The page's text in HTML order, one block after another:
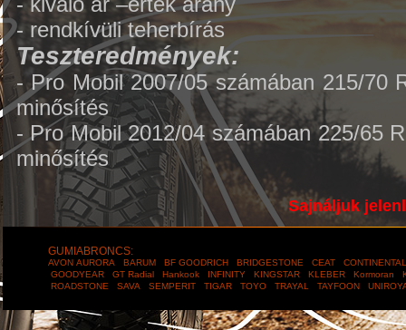
- rendkívüli teherbírás
Teszteredmények:
- Pro Mobil 2007/05 számában 215/70
minősítés
- Pro Mobil 2012/04 számában 225/65
minősítés
Sajnáljuk
GUMIABRONCS:
AVON AURORA BARUM BF GOODRICH BRIDGESTONE CEAT
GOODYEAR
GT Radial Hankook INFINITY KINGSTAR KLEBER Kormoran
ROADSTONE
SAVA SEMPERIT TIGAR TOYO TRAYAL TAYFOON